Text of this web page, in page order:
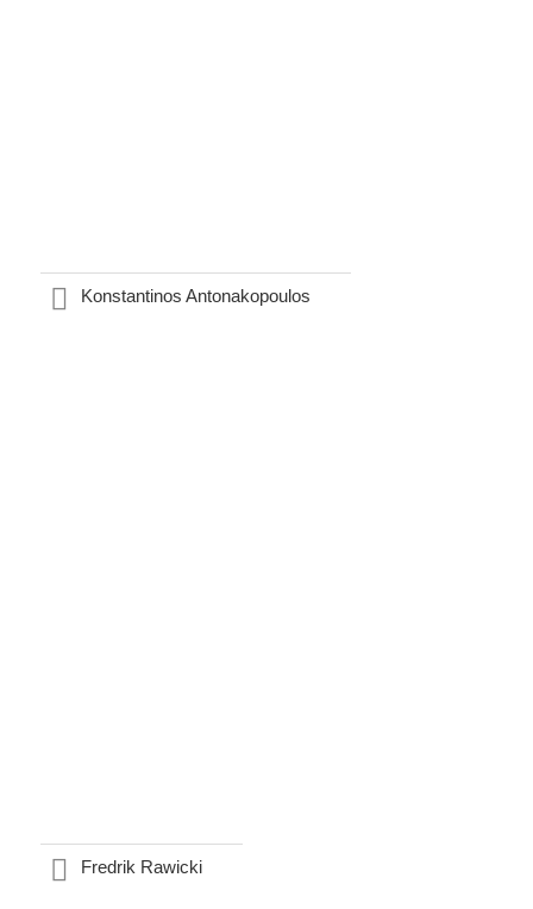
Konstantinos Antonakopoulos
Fredrik Rawicki